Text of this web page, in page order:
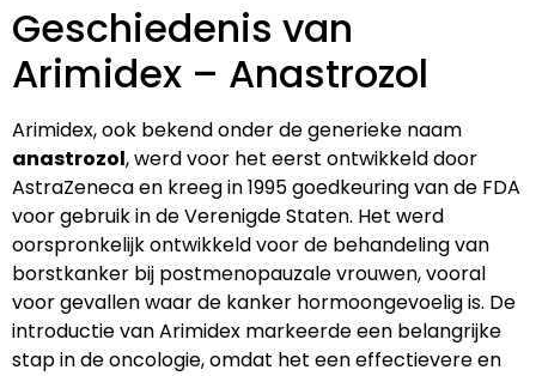
Geschiedenis van
Arimidex – Anastrozol
Arimidex, ook bekend onder de generieke naam
anastrozol, werd voor het eerst ontwikkeld door
AstraZeneca en kreeg in 1995 goedkeuring van de FDA
voor gebruik in de Verenigde Staten. Het werd
oorspronkelijk ontwikkeld voor de behandeling van
borstkanker bij postmenopauzale vrouwen, vooral
voor gevallen waar de kanker hormoongevoelig is. De
introductie van Arimidex markeerde een belangrijke
stap in de oncologie, omdat het een effectievere en